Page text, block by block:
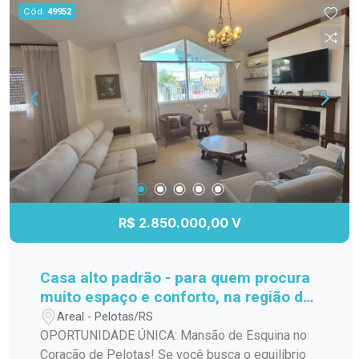
qualidade de vida em um ambiente moderno e
planejado. Excelente opção tanto para morar
quanto para investir. Entre em contato e agende
sua visita!
Cód. 49952
R$ 2.850.000,00 V
Casa alto padrão - para quem procura
muito espaço e conforto, na região do
Fôro de Pelotas
Areal - Pelotas/RS
OPORTUNIDADE ÚNICA: Mansão de Esquina no
Coração de Pelotas! Se você busca o equilíbrio